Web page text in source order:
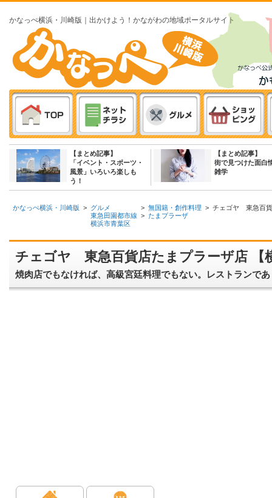
かなっぺ横浜・川崎版｜出かけよう！かながわの地域ポータルサイト
【まとめ記事】
「イベント・スポーツ・
風景」いろいろ楽しも
う！
【まとめ記事】
街で見つけた面白
雑学
かなっぺ横浜・川崎版 > グルメ
東急田園都市線
横浜市青葉区
> 無国籍・創作料理
> たまプラーザ
> チェゴヤ 東急百
チェゴヤ 東急百貨店たまプラーザ店 【
焼肉店でもなければ、高級宮廷料理でもない。レストランで